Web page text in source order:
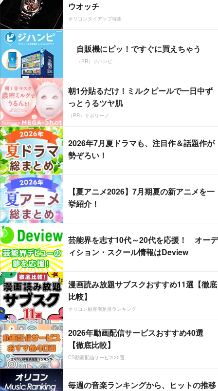
ウオッチ
オリコンタイアップ特集
自販機にピッ！ですぐに買えちゃう
（PR）ジハンピ
朝1分貼るだけ！ミルクピールで一日中ず
っとうるツヤ肌
（PR）サボリーノ
2026年7月夏ドラマも、注目作＆話題作が
勢ぞろい！
【夏アニメ2026】7月期夏の新アニメを一
挙紹介！
芸能界を志す10代～20代を応援！ オーデ
ィション・スクール情報はDeview
漫画読み放題サブスクおすすめ11選【徹底
比較】
オリコン顧客満足度ランキング
2026年動画配信サービスおすすめ40選
【徹底比較】
CS動画配信サービス20選
毎週の音楽ランキングから、ヒットの推移